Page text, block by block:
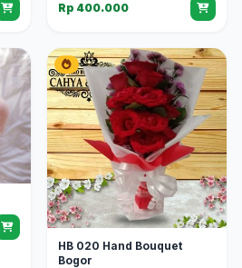
Rp 400.000
HB 020 Hand Bouquet
Bogor